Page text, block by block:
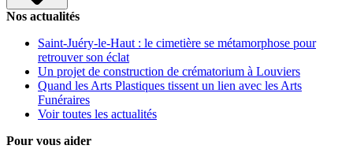
Nos actualités
Saint-Juéry-le-Haut : le cimetière se métamorphose pour
retrouver son éclat
Un projet de construction de crématorium à Louviers
Quand les Arts Plastiques tissent un lien avec les Arts
Funéraires
Voir toutes les actualités
Pour vous aider